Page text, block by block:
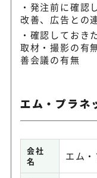
発注前に確認
改善、広告との
確認しておき
取材・撮影の有
善会議の有無
エム・プラネ
会社
名
エム